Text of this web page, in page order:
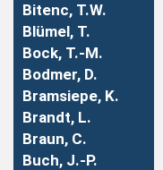
Bitenc, T.W.
Blümel, T.
Bock, T.-M.
Bodmer, D.
Bramsiepe, K.
Brandt, L.
Braun, C.
Buch, J.-P.